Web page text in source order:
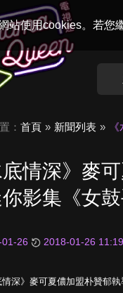
站使用cookies。若您
： 首頁 新聞列表
底情深》麥
影集《女鼓
26 2018-01-26 11:19